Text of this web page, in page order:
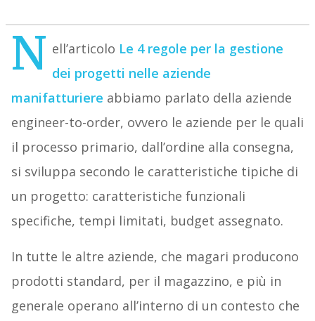
N ell’articolo Le 4 regole per la gestione
dei progetti nelle aziende
manifatturiere abbiamo parlato della aziende
engineer-to-order, ovvero le aziende per le quali
il processo primario, dall’ordine alla consegna,
si sviluppa secondo le caratteristiche tipiche di
un progetto: caratteristiche funzionali
specifiche, tempi limitati, budget assegnato.
In tutte le altre aziende, che magari producono
prodotti standard, per il magazzino, e più in
generale operano all’interno di un contesto che